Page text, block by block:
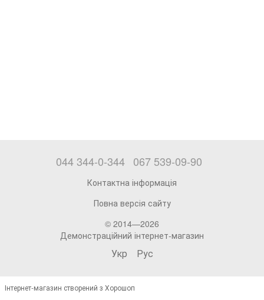
044 344-0-344 067 539-09-90
Контактна інформація
Повна версія сайту
© 2014—2026
Демонстраційний інтернет-магазин
Укр Рус
Інтернет-магазин створений з Хорошоп